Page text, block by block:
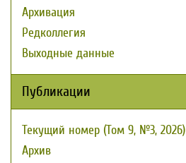
Архивация
Редколлегия
Выходные данные
Публикации
Текущий номер (Том 9, №3, 2026)
Архив